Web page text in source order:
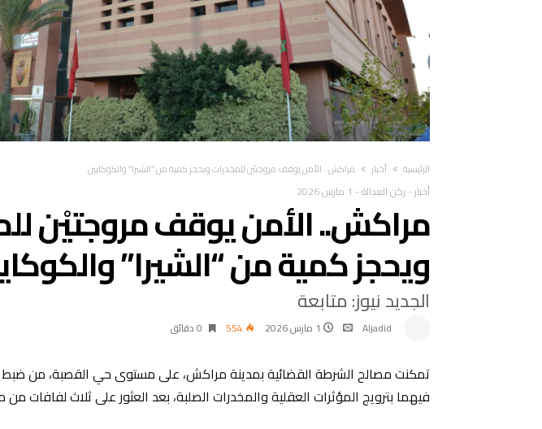
‫الرئيسية‬ أخبار مراكش.. الأمن يوقف مروجتيْن للمخدرات ويحجز كمية من “الشيرا” والكوكايين
أخبار- ركن العدالة- 1 مارس 2026
مراكش.. الأمن يوقف مروجتيْن
ويحجز كمية من “الشيرا”
الجديد نيوز: متابعة
Aljadid 1 مارس 2026 554 0 ‫دقائق‬
تمكنت مصالح الشرطة القضائية بمدينة مراكش، على مستوى حي القصبة، من ضبط
فيهما بترويج المؤثرات العقلية والمخدرات الصلبة، بعد العثور على ثلاث لفافات